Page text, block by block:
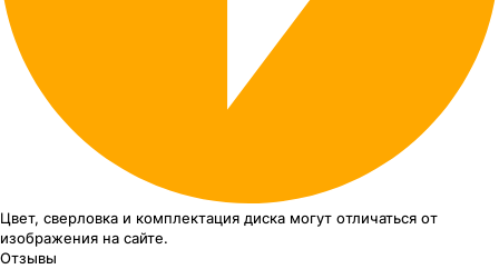
Цвет, сверловка и комплектация диска могут отличаться от
изображения на сайте.
Отзывы